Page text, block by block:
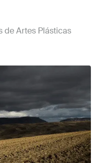
de Artes Plásticas